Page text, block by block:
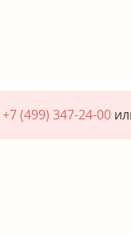
+7 (499) 347-24-00